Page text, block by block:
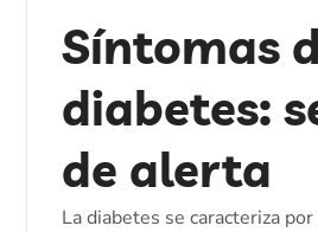
Síntomas
diabetes:
de alerta
La diabetes se caracteriza